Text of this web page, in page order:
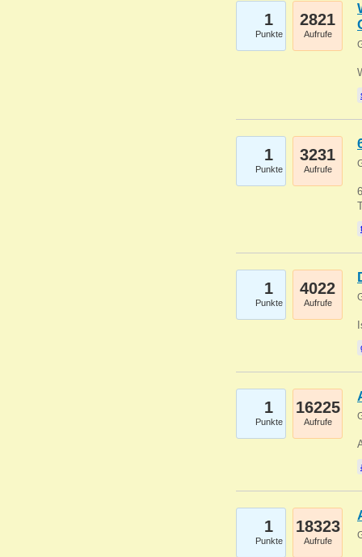
1
Punkte
2821
Aufrufe
1
Punkte
3231
Aufrufe
1
Punkte
4022
Aufrufe
1
Punkte
16225
Aufrufe
1
Punkte
18323
Aufrufe